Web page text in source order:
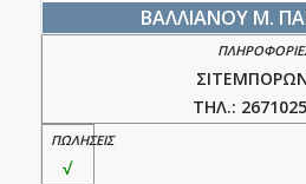
ΒΑΛΛΙΑΝΟΥ Μ.
ΤΗΛ.:
√